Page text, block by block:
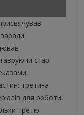
заради
старі
третина
для роботи,
третю